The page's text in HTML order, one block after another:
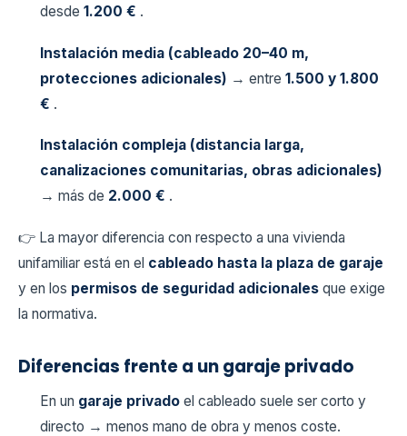
desde 1.200 € .
Instalación media (cableado 20–40 m,
protecciones adicionales) → entre 1.500 y 1.800
€ .
Instalación compleja (distancia larga,
canalizaciones comunitarias, obras adicionales)
→ más de 2.000 € .
👉 La mayor diferencia con respecto a una vivienda
unifamiliar está en el cableado hasta la plaza de garaje
y en los permisos de seguridad adicionales que exige
la normativa.
Diferencias frente a un garaje privado
En un garaje privado el cableado suele ser corto y
directo → menos mano de obra y menos coste.